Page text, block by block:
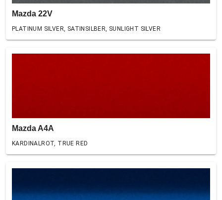
Mazda 22V
PLATINUM SILVER, SATINSILBER, SUNLIGHT SILVER
Mazda A4A
KARDINALROT, TRUE RED